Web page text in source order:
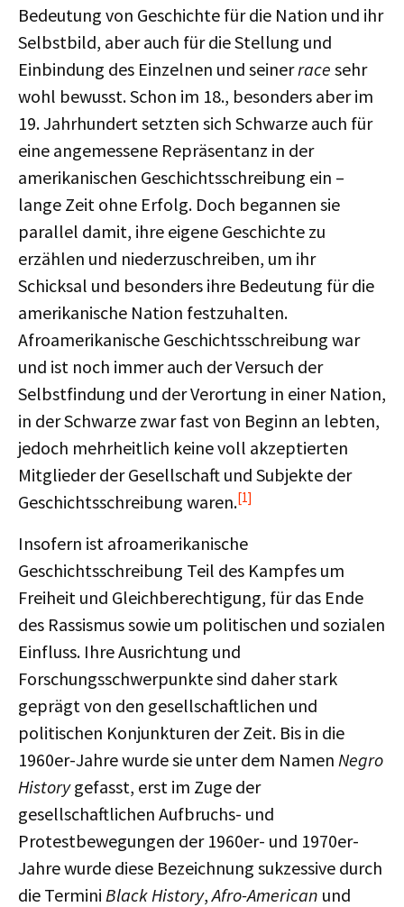
Bedeutung von Geschichte für die Nation und ihr
Selbstbild, aber auch für die Stellung und
Einbindung des Einzelnen und seinerrace sehr
wohl bewusst. Schon im 18., besonders aber im
19. Jahrhundert setzten sich Schwarze auch für
eine angemessene Repräsentanz in der
amerikanischen Geschichtsschreibung ein –
lange Zeit ohne Erfolg. Doch begannen sie
parallel damit, ihre eigene Geschichte zu
erzählen und niederzuschreiben, um ihr
Schicksal und besonders ihre Bedeutung für die
amerikanische Nation festzuhalten.
Afroamerikanische Geschichtsschreibung war
und ist noch immer auch der Versuch der
Selbstfindung und der Verortung in einer Nation,
in der Schwarze zwar fast von Beginn an lebten,
jedoch mehrheitlich keine voll akzeptierten
Mitglieder der Gesellschaft und Subjekte der
Geschichtsschreibung waren.[1]
Insofern ist afroamerikanische
Geschichtsschreibung Teil des Kampfes um
Freiheit und Gleichberechtigung, für das Ende
des Rassismus sowie um politischen und sozialen
Einfluss. Ihre Ausrichtung und
Forschungsschwerpunkte sind daher stark
geprägt von den gesellschaftlichen und
politischen Konjunkturen der Zeit. Bis in die
1960er-Jahre wurde sie unter dem Namen Negro
Historygefasst, erst im Zuge der
gesellschaftlichen Aufbruchs- und
Protestbewegungen der 1960er- und 1970er-
Jahre wurde diese Bezeichnung sukzessive durch
die Termini Black History,Afro-American und